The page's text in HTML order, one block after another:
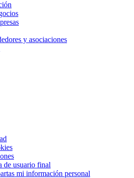
y asociaciones
de usuario final
mi información personal